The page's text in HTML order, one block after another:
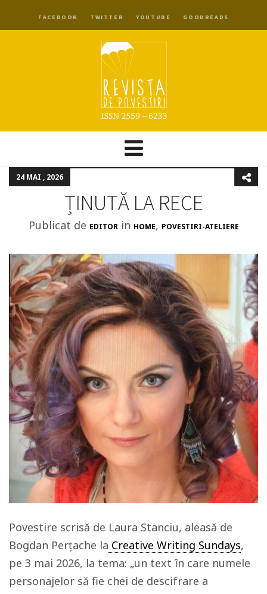
FACEBOOK TWITTER YOUTUBE GOODREADS
24 MAI , 2026
ȚINUTĂ LA RECE
Publicat de EDITOR in HOME, POVESTIRI-ATELIERE
Povestire scrisă de Laura Stanciu, aleasă de
Bogdan Perțache la Creative Writing Sundays,
pe 3 mai 2026, la tema: „un text în care numele
personajelor să fie chei de descifrare a